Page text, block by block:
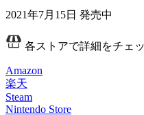
2021年7月15日 発売中
各ストアで詳細をチェッ
Amazon
楽天
Steam
Nintendo Store